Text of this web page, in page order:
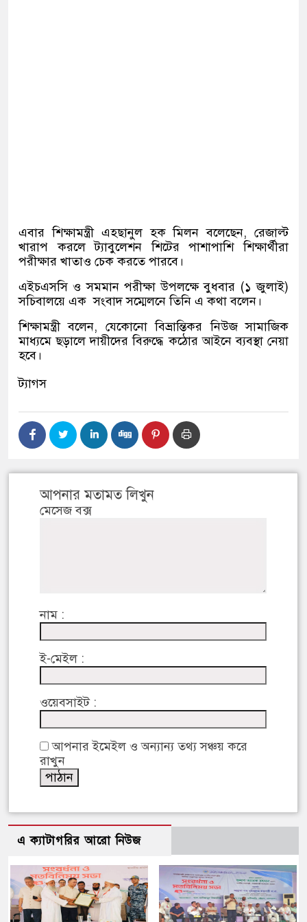
এবার শিক্ষামন্ত্রী এহছানুল হক মিলন বলেছেন,রেজাল্ট
খারাপ করলে ট্যাবুলেশন শিটের পাশাপাশি শিক্ষার্থীরা
পরীক্ষার খাতাও চেক করতে পারবে।
এইচএসসি ও সমমান পরীক্ষা উপলক্ষে বুধবার (১ জুলাই)
সচিবালয়ে এক সংবাদ সম্মেলনে তিনি এ কথা বলেন।
শিক্ষামন্ত্রী বলেন, যেকোনো বিভ্রান্তিকর নিউজ সামাজিক
মাধ্যমে ছড়ালে দায়ীদের বিরুদ্ধে কঠোর আইনে ব্যবস্থা নেয়া
হবে।
ট্যাগস
আপনার মতামত লিখুন
মেসেজ বক্স
নাম :
ই-মেইল :
ওয়েবসাইট :
আপনার ইমেইল ও অন্যান্য তথ্য সঞ্চয় করে
রাখুন
এ ক্যাটাগরির আরো নিউজ